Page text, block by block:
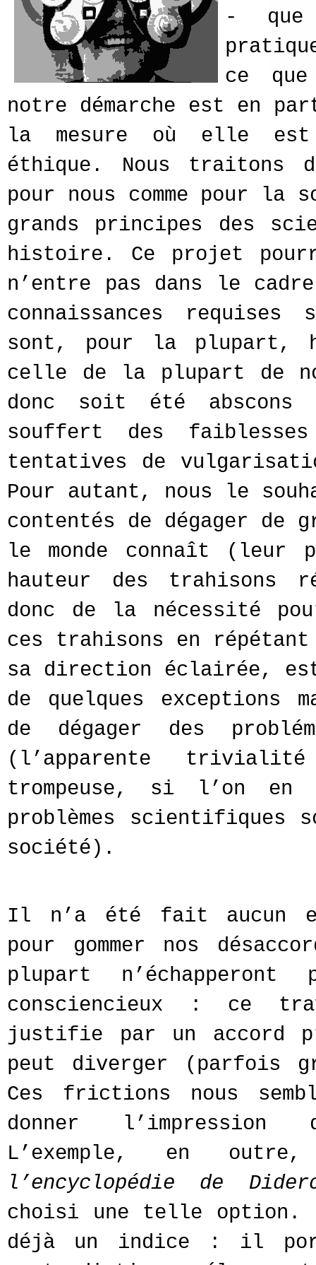
- que
ce
notre démarche est en
la mesure où elle est
éthique. Nous traitons
pour nous comme pour la
grands principes des
histoire. Ce projet
n’entre pas dans le
connaissances
sont, pour la plupart,
celle de la plupart de
donc soit été
souffert des
tentatives de
Pour autant, nous le
contentés de dégager de
le monde connaît (leur
hauteur des trahisons
donc de la nécessité
ces trahisons en
sa direction éclairée, est
de quelques exceptions
de dégager des
(l’apparente
trompeuse, si l’on
problèmes scientifiques
société).
Il n’a été fait aucun
pour gommer nos
plupart
consciencieux : ce
justifie par un accord
peut diverger (parfois
Ces frictions nous
donner l’impression
L’exemple, en
l’encyclopédie de
choisi une telle option.
déjà un indice : il